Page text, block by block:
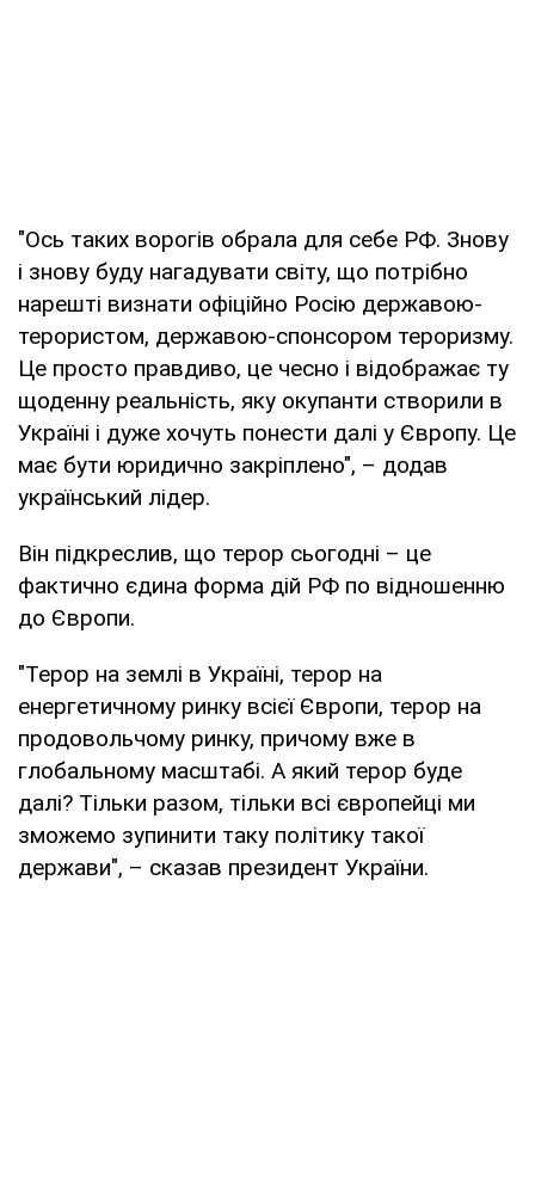
"Ось таких ворогів обрала для себе РФ. Знову
і знову буду нагадувати світу, що потрібно
нарешті визнати офіційно Росію державою-
терористом, державою-спонсором тероризму.
Це просто правдиво, це чесно і відображає ту
щоденну реальність, яку окупанти створили в
Україні і дуже хочуть понести далі у Європу. Це
має бути юридично закріплено", – додав
український лідер.
Він підкреслив, що терор сьогодні – це
фактично єдина форма дій РФ по відношенню
до Європи.
"Терор на землі в Україні, терор на
енергетичному ринку всієї Європи, терор на
продовольчому ринку, причому вже в
глобальному масштабі. А який терор буде
далі? Тільки разом, тільки всі європейці ми
зможемо зупинити таку політику такої
держави", – сказав президент України.